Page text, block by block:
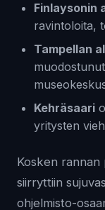
Finlaysonin
ravintoloita,
Tampellan
Kehräsaari
yritysten
Kosken rannan
siirryttiin
ohjelmisto-